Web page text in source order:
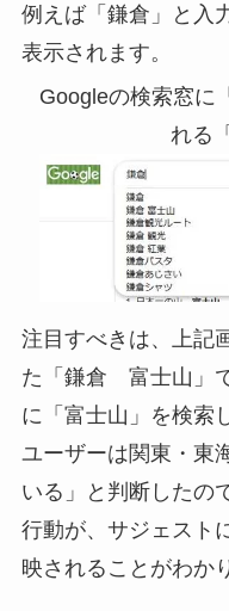
例えば「鎌倉」と入
表示されます。
Googleの検索窓に
れる
注目すべきは、上記
た「鎌倉 富士山」
に「富士山」を検索
ユーザーは関東・東
いる」と判断したの
行動が、サジェスト
映されることがわか